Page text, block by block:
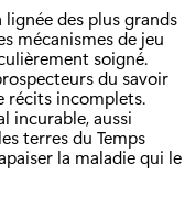
lignée des plus grands
mécanismes de jeu
soigné.
du savoir
récits incomplets.
incurable, aussi
terres du Temps
la maladie qui le